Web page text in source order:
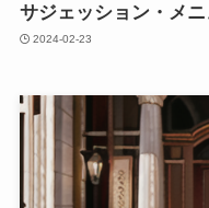
サジェッション・メニ
2024-02-23